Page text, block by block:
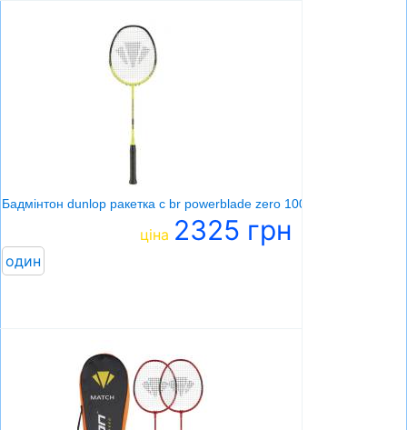
Бадмінтон dunlop ракетка c br powerblade zero 100 g3
ціна 2325 грн
один